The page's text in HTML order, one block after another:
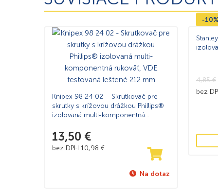
Knipex 98 24 02 – Skrutkovač pre
skrutky s krížovou drážkou Phillips®
izolovaná multi-komponentná
mm
13,50 €
bez DPH 10,98 €
Na dotaz
-10%
4,85€
bez